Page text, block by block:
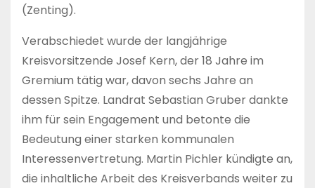
(Zenting).
Verabschiedet wurde der langjährige
Kreisvorsitzende Josef Kern, der 18 Jahre im
Gremium tätig war, davon sechs Jahre an
dessen Spitze. Landrat Sebastian Gruber dankte
ihm für sein Engagement und betonte die
Bedeutung einer starken kommunalen
Interessenvertretung. Martin Pichler kündigte an,
die inhaltliche Arbeit des Kreisverbands weiter zu